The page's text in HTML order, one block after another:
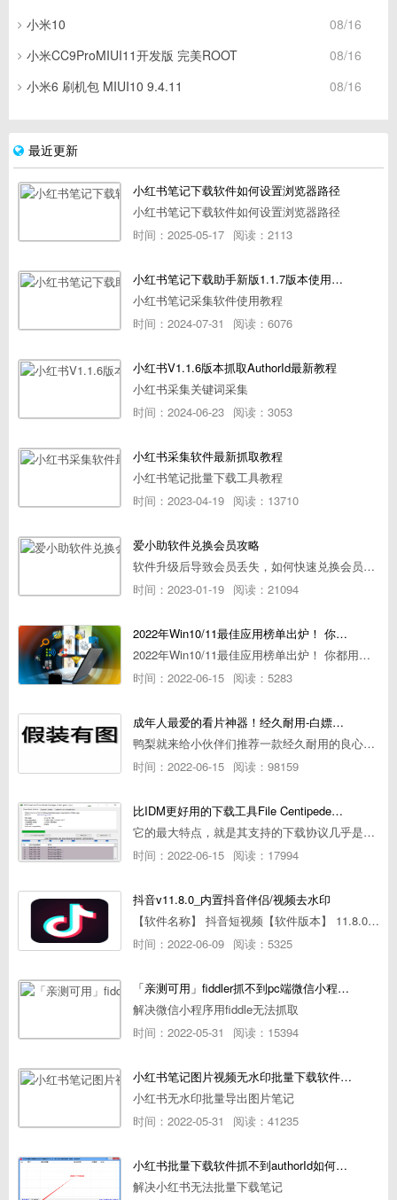
08/16
小米10
08/16
小米CC9ProMIUI11开发版 完美ROOT
08/16
小米6 刷机包 MIUI10 9.4.11
最近更新
小红书笔记下载软件如何设置浏览器路径
小红书笔记下载软件如何设置浏览器路径
时间：2025-05-17 阅读：2113
小红书笔记下载助手新版1.1.7版本使用教程
小红书笔记采集软件使用教程
时间：2024-07-31
阅读：6076
小红书V1.1.6版本抓取AuthorId最新教程
小红书采集关键词采集
时间：2024-06-23 阅读：3053
小红书采集软件最新抓取教程
小红书笔记批量下载工具教程
时间：2023-04-19 阅读：13710
爱小助软件兑换会员攻略
软件升级后导致会员丢失，如何快速兑换会员详细攻略
时间：2023-01-19 阅读：21094
2022年Win10/11最佳应用榜单出炉！ 你都用过几个？
2022年Win10/11最佳应用榜单出炉！ 你都用过几个？
时间：2022-06-15 阅读：5283
成年人最爱的看片神器！经久耐用-白嫖全网资源
鸭梨就来给小伙伴们推荐一款经久耐用的良心播放器，资源齐全无广告，可以放心使用~
时间：2022-06-15 阅读：98159
比IDM更好用的下载工具File Centipede文件蜈蚣-秒杀迅雷-直接飞起！
它的最大特点，就是其支持的下载协议几乎是市面上最全面的，包括HTTP/FTP、BT种子、磁力链接，m3u8流任务（AES-128解密）。
时间：2022-06-15 阅读：17994
抖音v11.8.0_内置抖音伴侣/视频去水印
【软件名称】 抖音短视频【软件版本】 11.8.0【软件大小】 83.74M【是否Root】不需要【测试机型】PCML10 [oppo Reno Ace]【文字介绍】 抖音短视频app是一款很有意思娱
时间：2022-06-09 阅读：5325
「亲测可用」fiddler抓不到pc端微信小程序包解决方案
解决微信小程序用fiddle无法抓取
时间：2022-05-31
阅读：15394
小红书笔记图片视频无水印批量下载软件使用教程
小红书无水印批量导出图片笔记
时间：2022-05-31
阅读：41235
小红书批量下载软件抓不到authorId如何解决
解决小红书无法批量下载笔记